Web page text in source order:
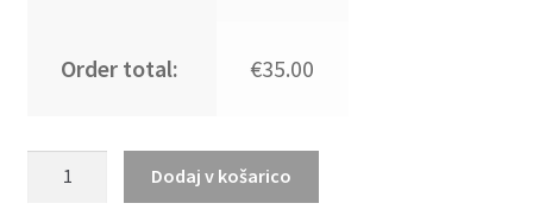
Order total: €35.00
Dodaj v košarico